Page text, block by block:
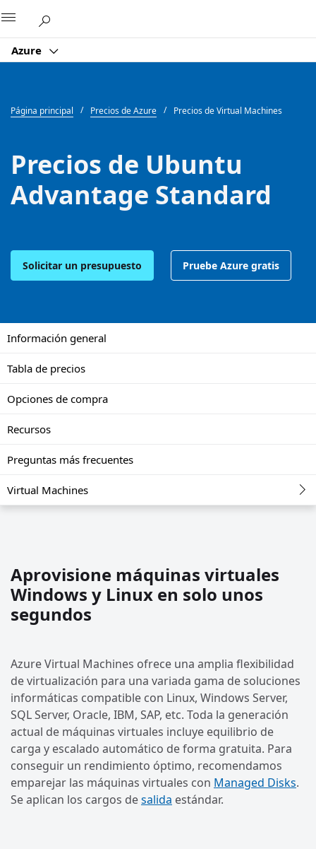
Azure
Página principal Precios de Azure Precios de Virtual Machines
Precios de Ubuntu
Advantage Standard
Solicitar un presupuesto Pruebe Azure gratis
Información general
Tabla de precios
Opciones de compra
Recursos
Preguntas más frecuentes
Virtual Machines
Aprovisione máquinas virtuales
Windows y Linux en solo unos
segundos
Azure Virtual Machines ofrece una amplia flexibilidad
de virtualización para una variada gama de soluciones
informáticas compatible con Linux, Windows Server,
SQL Server, Oracle, IBM, SAP, etc. Toda la generación
actual de máquinas virtuales incluye equilibrio de
carga y escalado automático de forma gratuita. Para
conseguir un rendimiento óptimo, recomendamos
emparejar las máquinas virtuales con Managed Disks.
Se aplican los cargos desalida estándar.